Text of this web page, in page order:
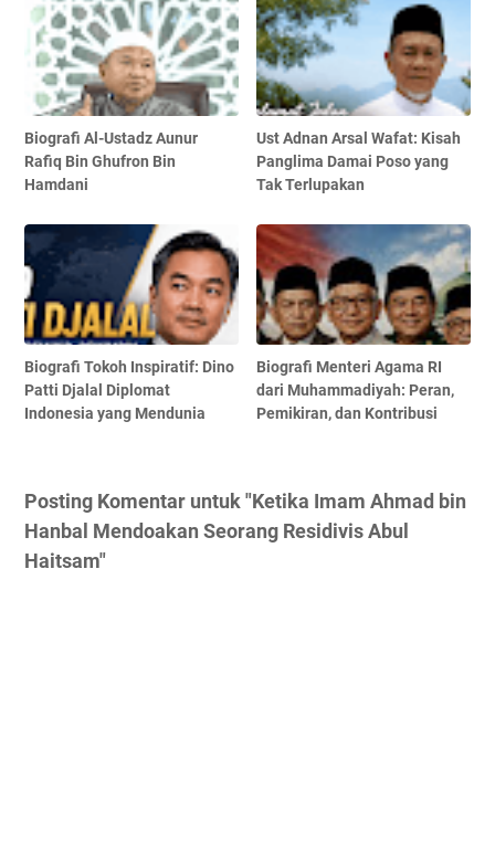
Biografi Al-Ustadz Aunur
Rafiq Bin Ghufron Bin
Hamdani
Ust Adnan Arsal Wafat: Kisah
Panglima Damai Poso yang
Tak Terlupakan
Biografi Tokoh Inspiratif: Dino
Patti Djalal Diplomat
Indonesia yang Mendunia
Biografi Menteri Agama RI
dari Muhammadiyah: Peran,
Pemikiran, dan Kontribusi
Posting Komentar untuk "Ketika Imam Ahmad bin
Hanbal Mendoakan Seorang Residivis Abul
Haitsam"